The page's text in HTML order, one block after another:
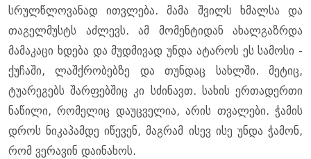
სრულწლოვანად ითვლება. მამა შვილს ხმალსა და
თაგელმუსტს აძლევს. ამ მომენტიდან ახალგაზრდა
მამაკაცი ხდება და მუდმივად უნდა ატაროს ეს სამოსი -
ქუჩაში, ლაშქრობებზე და თუნდაც სახლში. მეტიც,
ტუარეგებს შარფებშიც კი სძინავთ. სახის ერთადერთი
ნაწილი, რომელიც დაუცველია, არის თვალები. ჭამის
დროს ნიკაპამდე იწევენ, მაგრამ ისევ ისე უნდა ჭამონ,
რომ ვერავინ დაინახოს.